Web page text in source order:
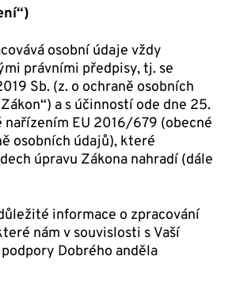
osobní údaje vždy
právními předpisy, tj. se
Sb. (z. o ochraně osobních
a s účinností ode dne 25.
nařízením EU 2016/679 (obecné
osobních údajů), které
úpravu Zákona nahradí (dále
informace o zpracování
nám v souvislosti s Vaší
Dobrého anděla